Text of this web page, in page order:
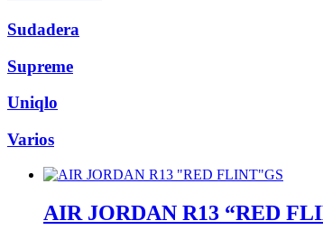
Sudadera
Supreme
Uniqlo
Varios
AIR JORDAN R13 “RED